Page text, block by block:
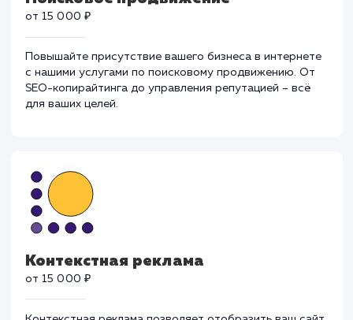
Поисковое продвижение
с нашими услугами по поисковому продвижению. От
SEO-копирайтинга до управления репутацией – всё
для ваших целей.